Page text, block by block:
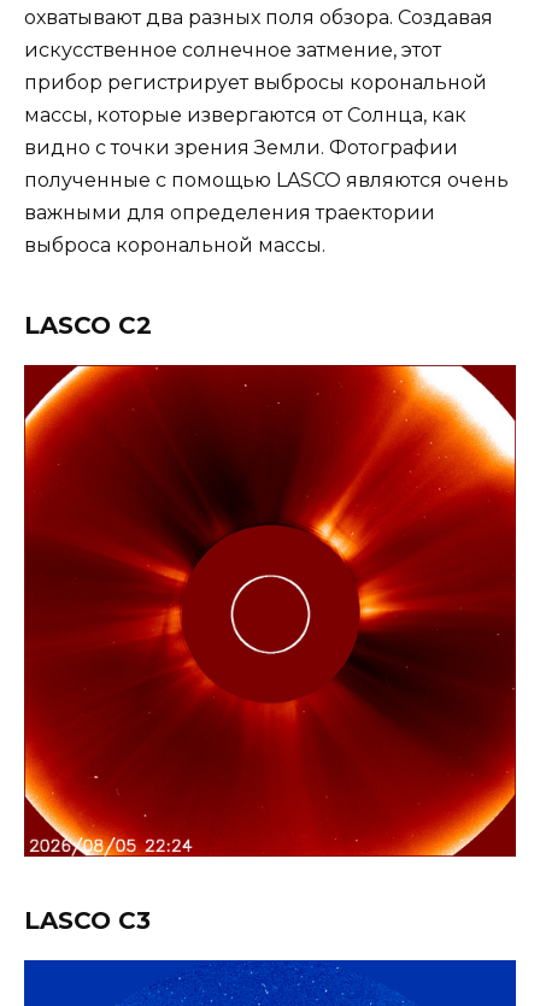
охватывают два разных поля обзора. Создавая
искусственное солнечное затмение, этот
прибор регистрирует выбросы корональной
массы, которые извергаются от Солнца, как
видно с точки зрения Земли. Фотографии
полученные с помощью LASCO являются очень
важными для определения траектории
выброса корональной массы.
LASCO C2
LASCO C3